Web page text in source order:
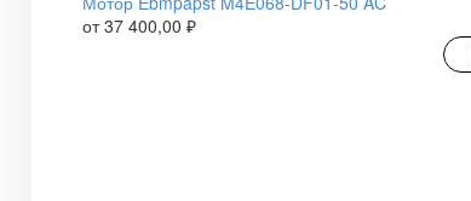
от37 400,00 ₽